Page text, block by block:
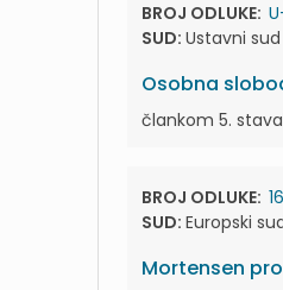
BROJ ODLUKE:
SUD: Ustavni
Osobna
člankom 5.
BROJ ODLUKE:
SUD: Europski
Mortensen